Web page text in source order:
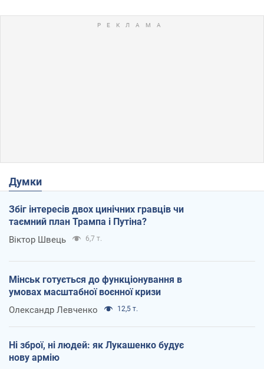
Думки
Збіг інтересів двох цинічних гравців чи
таємний план Трампа і Путіна?
Віктор Швець 6,7 т.
Мінськ готується до функціонування в
умовах масштабної воєнної кризи
Олександр Левченко 12,5 т.
Ні зброї, ні людей: як Лукашенко будує
нову армію